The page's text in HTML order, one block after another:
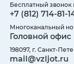
Бесплатный звонок
+7 (812) 714-81-
Многоканальный
Головной офис
198097, г. Санкт-
mail@vzljot.ru